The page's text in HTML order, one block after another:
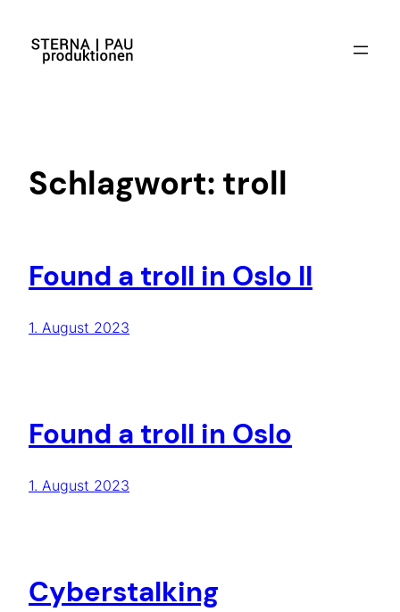
Inhalt
springen
Schlagwort: troll
Found a troll in Oslo II
1. August 2023
Found a troll in Oslo
1. August 2023
Cyberstalking